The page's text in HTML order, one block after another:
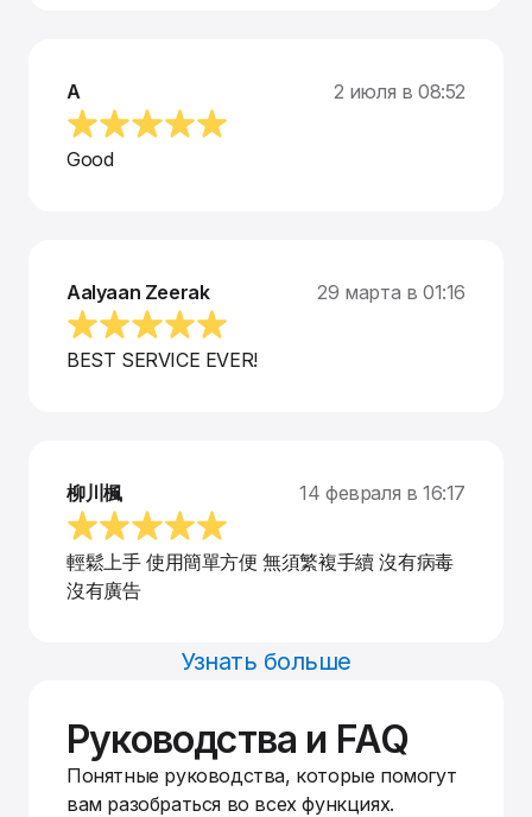
A 2 июля в 08:52
Good
Aalyaan Zeerak 29 марта в 01:16
BEST SERVICE EVER!
柳川楓 14 февраля в 16:17
輕鬆上手 使用簡單方便 無須繁複手續 沒有病毒
沒有廣告
Узнать больше
Руководства и FAQ
Понятные руководства, которые помогут
вам разобраться во всех функциях.